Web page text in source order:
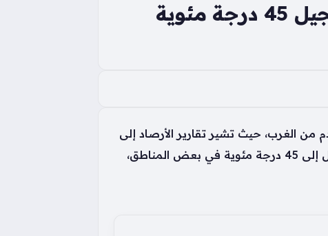
الأرصاد تحذر من استمرار الموجة الحارة وتوقعات بتسجيل 45 درجة مئوية
الغرب، حيث تشير تقارير الأرصاد إلى
استمرار هذه الأجواء الملتهبة وسط تحذيرات جدية من بلوغ درجات الحرارة مستويات قياسية قد تصل إلى 45 درجة مئوية في بعض المناطق،